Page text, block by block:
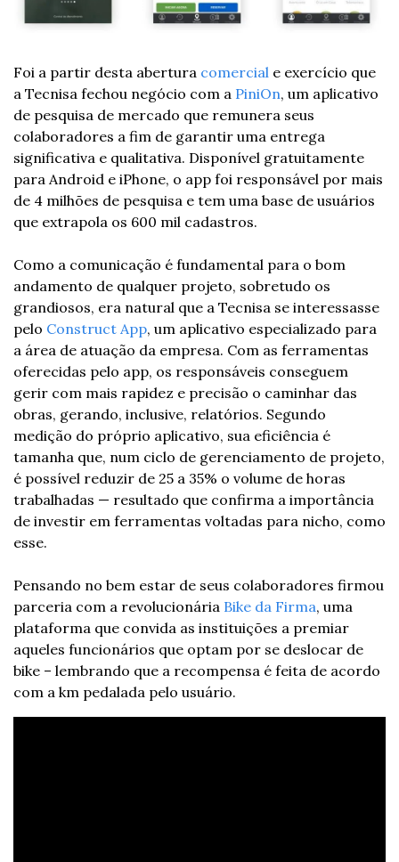
Foi a partir desta abertura comercial e exercício que
a Tecnisa fechou negócio com a PiniOn, um aplicativo
de pesquisa de mercado que remunera seus
colaboradores a fim de garantir uma entrega
significativa e qualitativa. Disponível gratuitamente
para Android e iPhone, o app foi responsável por mais
de 4 milhões de pesquisa e tem uma base de usuários
que extrapola os 600 mil cadastros.
Como a comunicação é fundamental para o bom
andamento de qualquer projeto, sobretudo os
grandiosos, era natural que a Tecnisa se interessasse
pelo Construct App, um aplicativo especializado para
a área de atuação da empresa. Com as ferramentas
oferecidas pelo app, os responsáveis conseguem
gerir com mais rapidez e precisão o caminhar das
obras, gerando, inclusive, relatórios. Segundo
medição do próprio aplicativo, sua eficiência é
tamanha que, num ciclo de gerenciamento de projeto,
é possível reduzir de 25 a 35% o volume de horas
trabalhadas — resultado que confirma a importância
de investir em ferramentas voltadas para nicho, como
esse.
Pensando no bem estar de seus colaboradores firmou
parceria com a revolucionária Bike da Firma, uma
plataforma que convida as instituições a premiar
aqueles funcionários que optam por se deslocar de
bike – lembrando que a recompensa é feita de acordo
com a km pedalada pelo usuário.